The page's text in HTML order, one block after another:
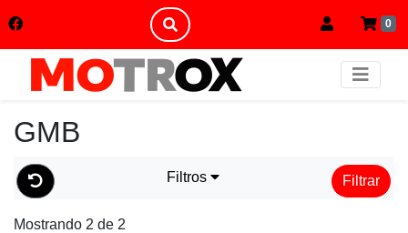
0
GMB
Filtros Filtrar
Mostrando 2 de 2